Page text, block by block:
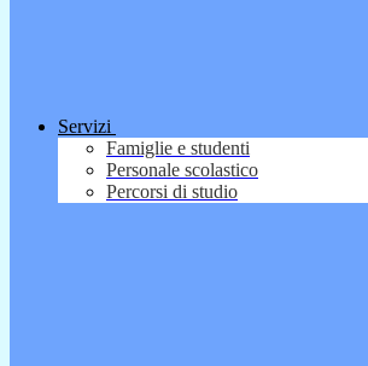
Servizi
Famiglie e studenti
Personale scolastico
Percorsi di studio